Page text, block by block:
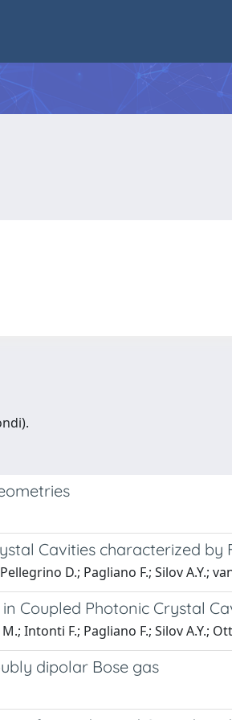
Cavities characterized by
D.; Pagliano F.; Silov A.Y.;
Coupled Photonic Crystal
Intonti F.; Pagliano F.; Silov A.Y.;
dipolar Bose gas